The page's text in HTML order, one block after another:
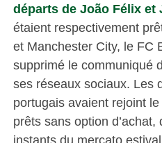
départs de João Félix et
étaient respectivement
et Manchester City, le FC
supprimé le communiqué
ses réseaux sociaux. Les
portugais avaient rejoint
prêts sans option
instants du mercato